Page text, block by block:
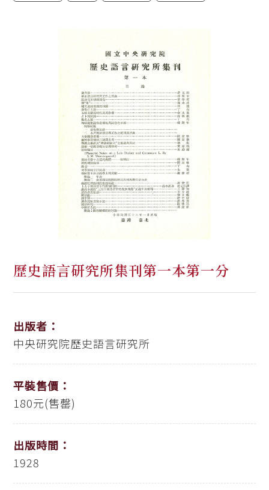
歷史語言研究所集刊第一本第一分
出版者：
中央研究院歷史語言研究所
平裝售價：
180元(售罄)
出版時間：
1928